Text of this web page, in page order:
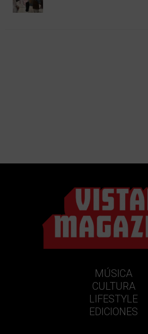
MÚSICA
CULTURA
LIFESTYLE
EDICIONES